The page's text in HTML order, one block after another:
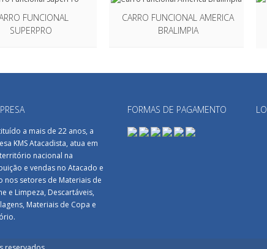
FUNCIONAL
SUPERPRO
CARRO FUNCIONAL AMERICA
BRALIMPIA
a mais de 22 anos, a
KMS Atacadista, atua em
nacional na
e vendas no Atacado e
nos setores de Materiais de
e Limpeza, Descartáveis,
Materiais de Copa e
FORMAS DE PAGAMENTO